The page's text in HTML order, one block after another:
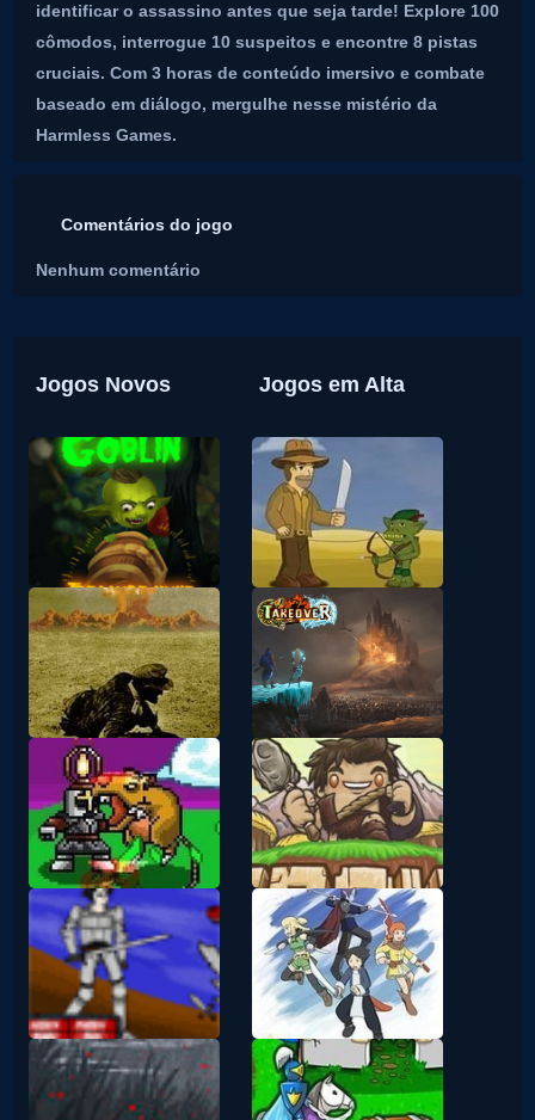
identificar o assassino antes que seja tarde! Explore 100
cômodos, interrogue 10 suspeitos e encontre 8 pistas
cruciais. Com 3 horas de conteúdo imersivo e combate
baseado em diálogo, mergulhe nesse mistério da
Harmless Games.
Comentários do jogo
Nenhum comentário
Jogos Novos Jogos em Alta